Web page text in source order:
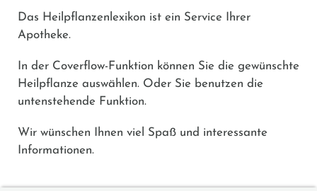
Das Heilpflanzenlexikon ist ein Service Ihrer
Apotheke.
In der Coverflow-Funktion können Sie die gewünschte
Heilpflanze auswählen. Oder Sie benutzen die
untenstehende Funktion.
Wir wünschen Ihnen viel Spaß und interessante
Informationen.